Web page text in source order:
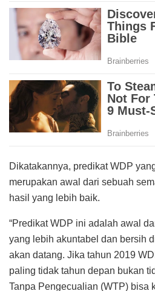
Dikatakannya, predikat WDP
merupakan awal dari sebuah
hasil yang lebih baik.
“Predikat WDP ini adalah awal
yang lebih akuntabel dan bersih
akan datang. Jika tahun 2019
paling tidak tahun depan bukan
Tanpa Pengecualian (WTP) bisa